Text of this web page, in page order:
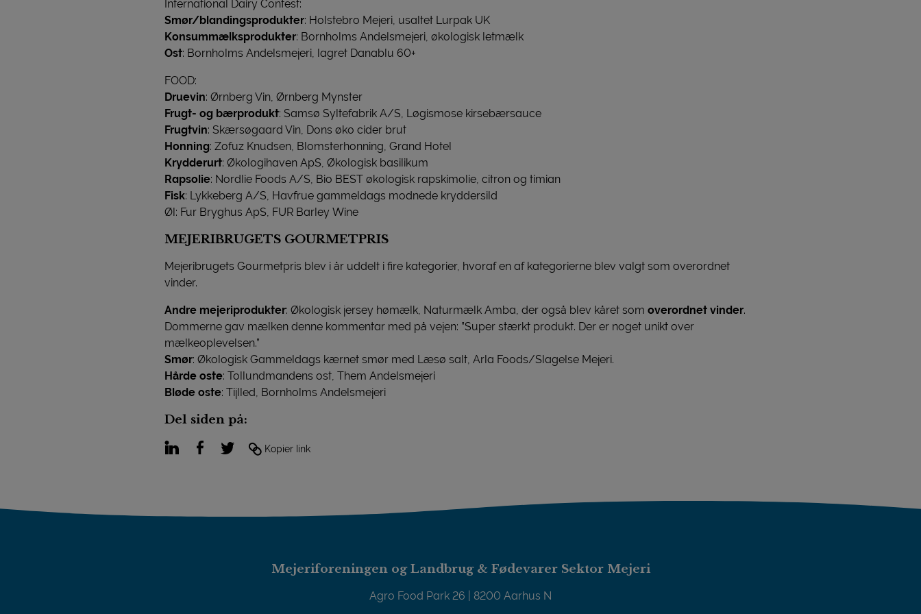
International Dairy Contest:
Smør/blandingsprodukter: Holstebro Mejeri, usaltet Lurpak UK
Konsummælksprodukter: Bornholms Andelsmejeri, økologisk letmælk
Ost: Bornholms Andelsmejeri, lagret Danablu 60+
FOOD:
Druevin: Ørnberg Vin, Ørnberg Mynster
Frugt- og bærprodukt: Samsø Syltefabrik A/S, Løgismose kirsebærsauce
Frugtvin: Skærsøgaard Vin, Dons øko cider brut
Honning: Zofuz Knudsen, Blomsterhonning, Grand Hotel
Krydderurt: Økologihaven ApS, Økologisk basilikum
Rapsolie: Nordlie Foods A/S, Bio BEST økologisk rapskimolie, citron og timian
Fisk: Lykkeberg A/S, Havfrue gammeldags modnede kryddersild
Øl: Fur Bryghus ApS, FUR Barley Wine
MEJERIBRUGETS GOURMETPRIS
Mejeribrugets Gourmetpris blev i år uddelt i fire kategorier, hvoraf en af kategorierne blev valgt som overordnet
vinder.
Andre mejeriprodukter: Økologisk jersey hømælk, Naturmælk Amba, der også blev kåret som overordnet vinder.
Dommerne gav mælken denne kommentar med på vejen: ”Super stærkt produkt. Der er noget unikt over
mælkeoplevelsen.”
Smør: Økologisk Gammeldags kærnet smør med Læsø salt, Arla Foods/Slagelse Mejeri.
Hårde oste: Tollundmandens ost, Them Andelsmejeri
Bløde oste: Tijlled, Bornholms Andelsmejeri
Del siden på:
LinkedInFacebook
TwitterKopier link
Mejeriforeningen og Landbrug & Fødevarer Sektor Mejeri
Agro Food Park 26 | 8200 Aarhus N